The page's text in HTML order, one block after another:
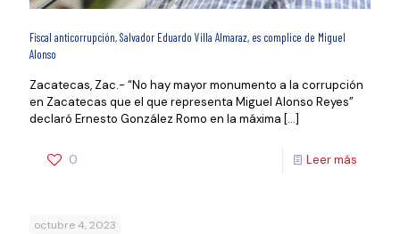
Fiscal anticorrupción, Salvador Eduardo Villa Almaraz, es complice de Miguel
Alonso
Zacatecas, Zac.- “No hay mayor monumento a la corrupción
en Zacatecas que el que representa Miguel Alonso Reyes”
declaró Ernesto González Romo en la máxima […]
0 Leer más
octubre 4, 2023